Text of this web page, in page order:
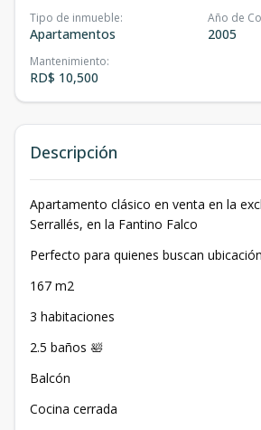
Tipo de inmueble:
Apartamentos
Año de
2005
Mantenimiento:
RD$ 10,500
Descripción
Apartamento clásico en venta en la
Serrallés, en la Fantino Falco
Perfecto para quienes buscan
167 m2
3 habitaciones
2.5 baños 🛀
Balcón
Cocina cerrada